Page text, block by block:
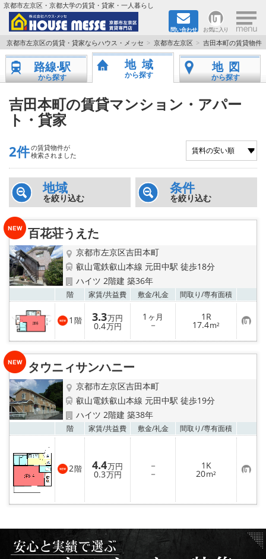
京都市左京区・京都大学の賃貸・貸家・一人暮らし
問い合わせ お気に入り ×
TOPページ
地図から検索
地域から検索
京都大学＆京都芸術大学生さんに
書類DL & 入居者さまへ
家族で住むならマンション？賃家？
ペット相談OKの賃貸！
特選物件
ハウスメーカー施工特集！
路線·駅から探す
IT重説について
スタッフ紹介
賃貸管理の北白川店
店舗情報·アクセス
会社概要
メールでお問い合わせ
京都市左京区の賃貸・貸家ならハウス・メッセ 京都市左京区 吉田本町の賃貸物件
路線·駅
から探す
地域
から探す
地図
から探す
吉田本町の賃貸マンション・アパー
ト・貸家
2件の賃貸物件が
検索されました
地域
を絞り込む
条件
を絞り込む
百花荘うえた
京都市左京区吉田本町
叡山電鉄叡山本線 元田中駅 徒歩18分
ハイツ 2階建 築36年
階 家賃/共益費 敷金/礼金 間取り/専有面積
1 階 3.3万円
0.4万円
1 ヶ月
－
1R
17.4m² お
気
に
り
タウニィサンハニー
京都市左京区吉田本町
叡山電鉄叡山本線 元田中駅 徒歩19分
ハイツ 2階建 築38年
階 家賃/共益費 敷金/礼金 間取り/専有面積
2階 4.4万円
0.3万円
－
－
1K
20m² お
気
に
入
り